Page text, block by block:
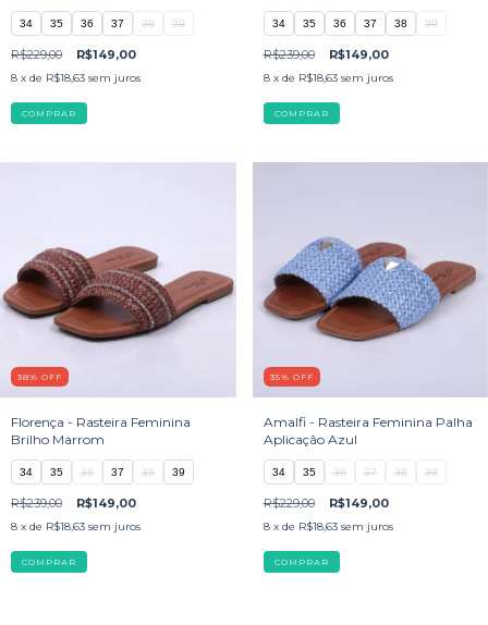
34 35 36 37 38 39
R$229,00 R$149,00
8 x de R$18,63 sem juros
COMPRAR
34 35 36 37 38 39
R$239,00 R$149,00
8 x de R$18,63 sem juros
COMPRAR
38% OFF
Florença - Rasteira Feminina
Brilho Marrom
34 35 36 37 38 39
R$239,00 R$149,00
8 x de R$18,63 sem juros
COMPRAR
35% OFF
Amalfi - Rasteira Feminina Palha
Aplicação Azul
34 35 36 37 38 39
R$229,00 R$149,00
8 x de R$18,63 sem juros
COMPRAR